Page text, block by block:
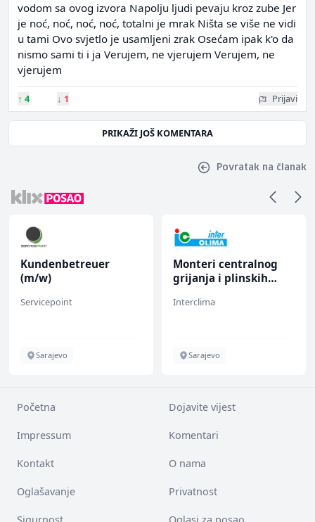
vodom sa ovog izvora Napolju ljudi pevaju kroz zube Jer
je noć, noć, noć, noć, totalni je mrak Ništa se više ne vidi
u tami Ovo svjetlo je usamljeni zrak Osećam ipak k'o da
nismo sami ti i ja Verujem, ne vjerujem Verujem, ne
vjerujem
↑ 4 ↓ 1 Prijavi
PRIKAŽI JOŠ KOMENTARA
Povratak na članak
Kundenbetreuer
(m/w)
Servicepoint
Sarajevo
Monteri centralnog
grijanja i plinskih
Interclima
Sarajevo
Početna Dojavite vijest
Impressum Komentari
Kontakt O nama
Oglašavanje Privatnost